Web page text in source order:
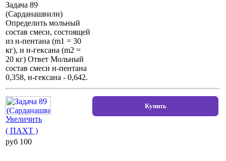
Задача 89
(Сарданашвили)
Определить мольный
состав смеси, состоящей
из н-пентана (m1 = 30
кг), и н-гексана (m2 =
20 кг) Ответ Мольный
состав смеси н-пентана
0,358, н-гексана - 0,642.
Увеличить
( ПАХТ )
pуб 100